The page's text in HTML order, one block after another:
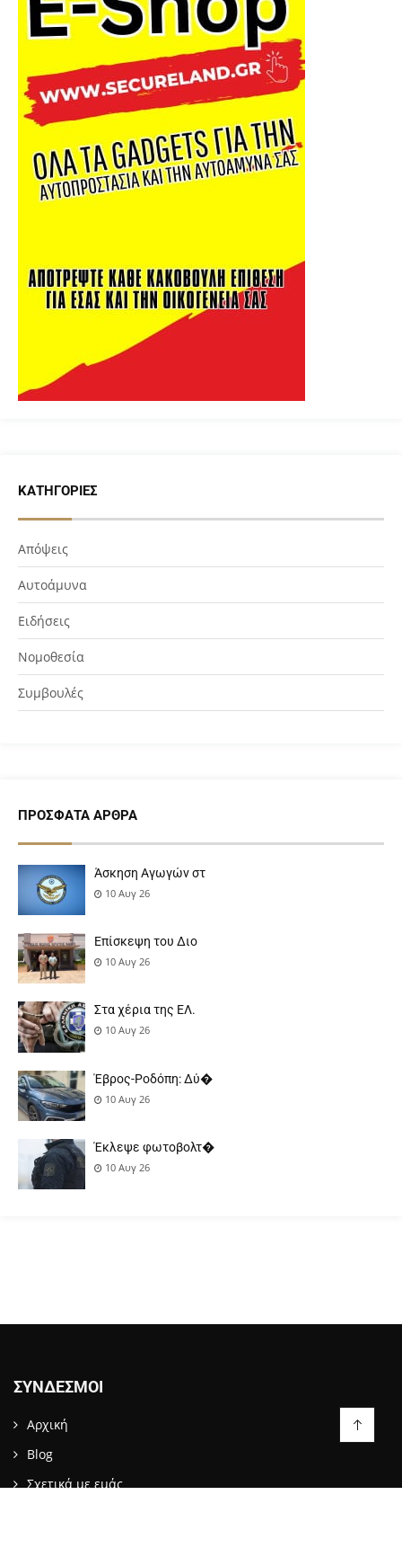
ΚΑΤΗΓΟΡΊΕΣ
Απόψεις
Αυτοάμυνα
Ειδήσεις
Νομοθεσία
Συμβουλές
ΠΡΌΣΦΑΤΑ ΆΡΘΡΑ
Άσκηση Αγωγών στ
10 Αυγ 26
Επίσκεψη του Διο
10 Αυγ 26
Στα χέρια της ΕΛ.
10 Αυγ 26
Έβρος-Ροδόπη: Δύ�
10 Αυγ 26
Έκλεψε φωτοβολτ�
10 Αυγ 26
ΣΎΝΔΕΣΜΟΙ
Αρχική
Blog
Σχετικά με εμάς